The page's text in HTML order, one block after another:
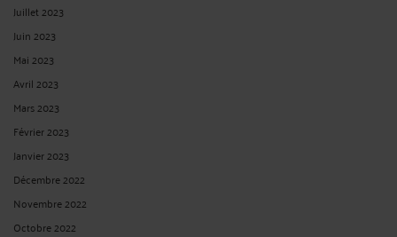
Juillet 2023
Juin 2023
Mai 2023
Avril 2023
Mars 2023
Février 2023
Janvier 2023
Décembre 2022
Novembre 2022
Octobre 2022